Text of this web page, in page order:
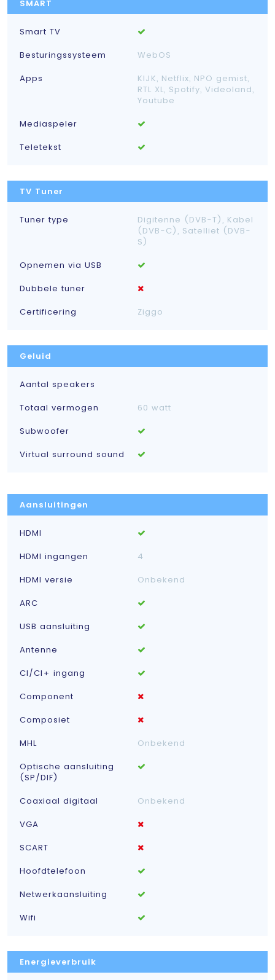
SMART
Smart TV
Besturingssysteem
WebOS
Apps
KIJK, Netflix, NPO gemist,
RTL XL, Spotify, Videoland,
Youtube
Mediaspeler
Teletekst
TV Tuner
Tuner type
Digitenne (DVB-T), Kabel
(DVB-C), Satelliet (DVB-
S)
Opnemen via USB
Dubbele tuner
Certificering
Ziggo
Geluid
Aantal speakers
Totaal vermogen
60 watt
Subwoofer
Virtual surround sound
Aansluitingen
HDMI
HDMI ingangen
4
HDMI versie
Onbekend
ARC
USB aansluiting
Antenne
CI/CI+ ingang
Component
Composiet
MHL
Onbekend
Optische aansluiting
(SP/DIF)
Coaxiaal digitaal
Onbekend
VGA
SCART
Hoofdtelefoon
Netwerkaansluiting
Wifi
Energieverbruik